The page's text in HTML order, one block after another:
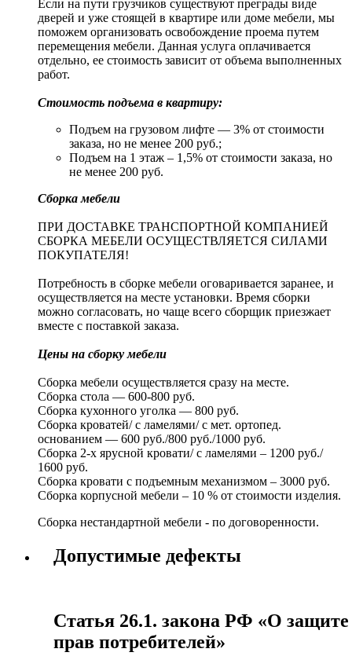
Если на пути грузчиков существуют преграды виде
дверей и уже стоящей в квартире или доме мебели, мы
поможем организовать освобождение проема путем
перемещения мебели. Данная услуга оплачивается
отдельно, ее стоимость зависит от объема выполненных
работ.
Стоимость подъема в квартиру:
Подъем на грузовом лифте — 3% от стоимости
заказа, но не менее 200 руб.;
Подъем на 1 этаж – 1,5% от стоимости заказа, но
не менее 200 руб.
Сборка мебели
ПРИ ДОСТАВКЕ ТРАНСПОРТНОЙ КОМПАНИЕЙ
СБОРКА МЕБЕЛИ ОСУЩЕСТВЛЯЕТСЯ СИЛАМИ
ПОКУПАТЕЛЯ!
Потребность в сборке мебели оговаривается заранее, и
осуществляется на месте установки. Время сборки
можно согласовать, но чаще всего сборщик приезжает
вместе с поставкой заказа.
Цены на сборку мебели
Сборка мебели осуществляется сразу на месте.
Сборка стола — 600-800 руб.
Сборка кухонного уголка — 800 руб.
Сборка кроватей/ с ламелями/ с мет. ортопед.
основанием — 600 руб./800 руб./1000 руб.
Сборка 2-х ярусной кровати/ с ламелями – 1200 руб./
1600 руб.
Сборка кровати с подъемным механизмом – 3000 руб.
Сборка корпусной мебели – 10 % от стоимости изделия.
Сборка нестандартной мебели - по договоренности.
Допустимые дефекты
Статья 26.1. закона РФ «О защите
прав потребителей»